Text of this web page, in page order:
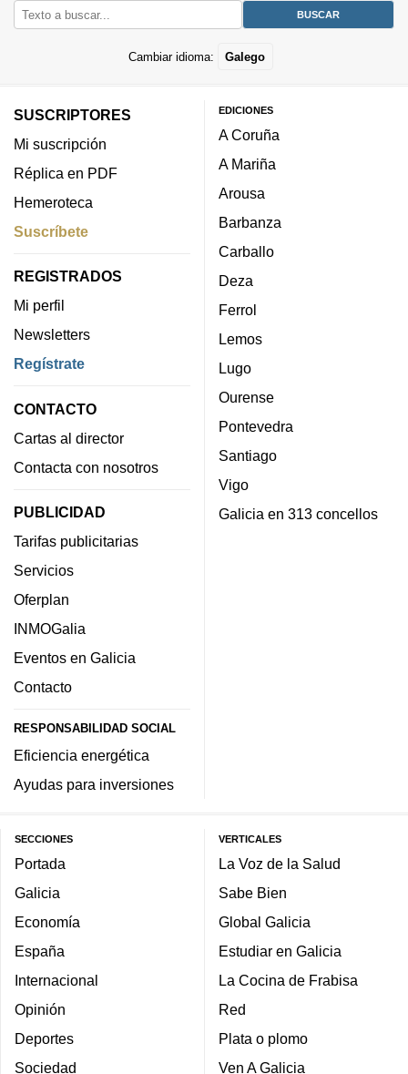
Cambiar idioma: Galego
SUSCRIPTORES
Mi suscripción
Réplica en PDF
Hemeroteca
Suscríbete
REGISTRADOS
Mi perfil
Newsletters
Regístrate
CONTACTO
Cartas al director
Contacta con nosotros
PUBLICIDAD
Tarifas publicitarias
Servicios
Oferplan
INMOGalia
Eventos en Galicia
Contacto
RESPONSABILIDAD SOCIAL
Eficiencia energética
Ayudas para inversiones
EDICIONES
A Coruña
A Mariña
Arousa
Barbanza
Carballo
Deza
Ferrol
Lemos
Lugo
Ourense
Pontevedra
Santiago
Vigo
Galicia en 313 concellos
SECCIONES
Portada
Galicia
Economía
España
Internacional
Opinión
Deportes
Sociedad
VERTICALES
La Voz de la Salud
Sabe Bien
Global Galicia
Estudiar en Galicia
La Cocina de Frabisa
Red
Plata o plomo
Ven A Galicia